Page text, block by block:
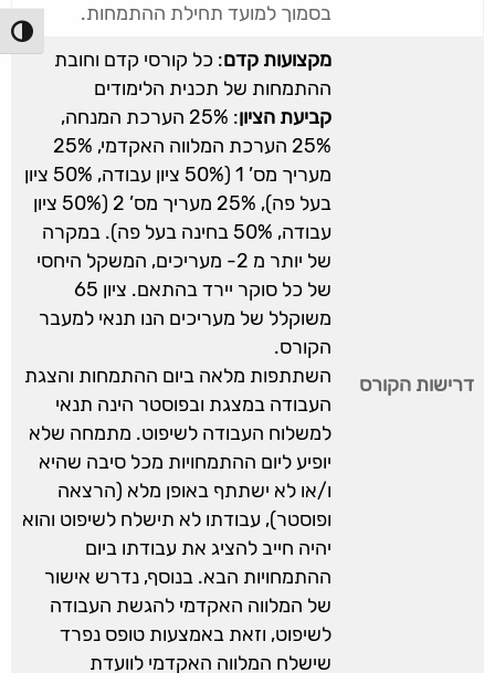
בסמוך למועד תחילת ההתמחות.
דרישות הקורס
מקצועות קדם: כל קורסי קדם וחובת
ההתמחות של תכנית הלימודים
קביעת הציון
: 25% הערכת המנחה,
25% הערכת המלווה האקדמי, 25%
מעריך מס’ 1 (50% ציון עבודה, 50% ציון
בעל פה), 25% מעריך מס’ 2 (50% ציון
עבודה, 50% בחינה בעל פה). במקרה
של יותר מ 2- מעריכים, המשקל היחסי
של כל סוקר יירד בהתאם. ציון 65
משוקלל של מעריכים הנו תנאי למעבר
הקורס.
השתתפות מלאה ביום ההתמחות והצגת
העבודה במצגת ובפוסטר הינה תנאי
למשלוח העבודה לשיפוט. מתמחה שלא
יופיע ליום ההתמחויות מכל סיבה שהיא
ו/או לא ישתתף באופן מלא (הרצאה
ופוסטר), עבודתו לא תישלח לשיפוט והוא
יהיה חייב להציג את עבודתו ביום
ההתמחויות הבא. בנוסף, נדרש אישור
של המלווה האקדמי להגשת העבודה
לשיפוט, וזאת באמצעות טופס נפרד
שישלח המלווה האקדמי לוועדת